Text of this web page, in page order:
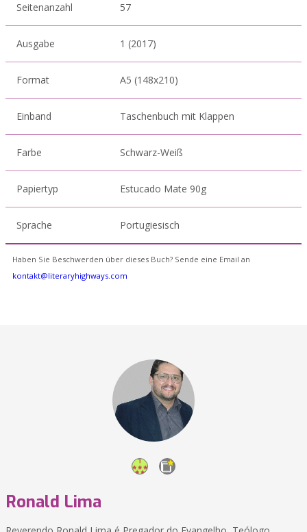
Seitenanzahl 57
Ausgabe 1 (2017)
Format A5 (148x210)
Einband Taschenbuch mit Klappen
Farbe Schwarz-Weiß
Papiertyp Estucado Mate 90g
Sprache Portugiesisch
Haben Sie Beschwerden über dieses Buch? Sende eine Email an
kontakt@literaryhighways.com
Ronald Lima